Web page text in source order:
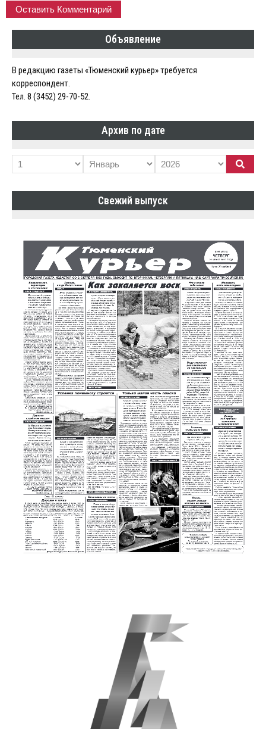
Объявление
В редакцию газеты «Тюменский курьер» требуется
корреспондент.
Тел. 8 (3452) 29-70-52.
Архив по дате
Свежий выпуск